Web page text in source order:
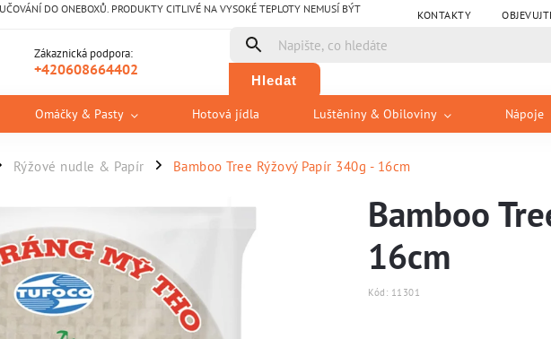
DO ONEBOXŮ. PRODUKTY CITLIVÉ NA VYSOKÉ TEPLOTY NEMUSÍ BÝT
KONTAKTY
Zákaznická podpora:
+420608664402
Hledat
Omáčky & Pasty Hotová jídla Luštěniny & Obiloviny Nápoje
Rýžové nudle & Papír / Bamboo Tree Rýžový Papír 340g - 16cm
Bamboo
16cm
Kód: 11301